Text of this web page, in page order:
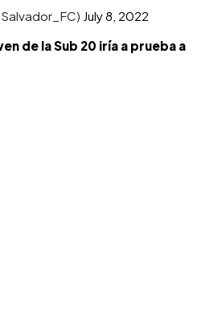
July 8, 2022
de la Sub 20 iría a prueba a